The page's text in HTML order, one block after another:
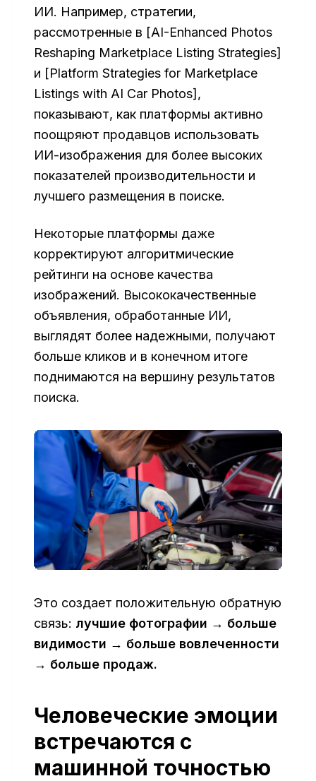
ИИ. Например, стратегии,
рассмотренные в [AI-Enhanced Photos
Reshaping Marketplace Listing Strategies]
и [Platform Strategies for Marketplace
Listings with AI Car Photos],
показывают, как платформы активно
поощряют продавцов использовать
ИИ-изображения для более высоких
показателей производительности и
лучшего размещения в поиске.
Некоторые платформы даже
корректируют алгоритмические
рейтинги на основе качества
изображений. Высококачественные
объявления, обработанные ИИ,
выглядят более надежными, получают
больше кликов и в конечном итоге
поднимаются на вершину результатов
поиска.
Это создает положительную обратную
связь: лучшие фотографии → больше
видимости → больше вовлеченности
→ больше продаж.
Человеческие эмоции
встречаются с
машинной точностью